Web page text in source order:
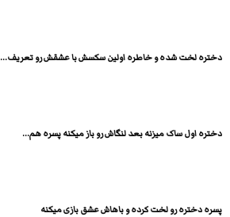
دختره لخت شده و خاطره اولین سکسش با عشقش رو تعریف...
دختره اول ساک میزنه بعد لنگاش رو باز میکنه پسره هم...
پسره دختره رو لخت کرده و باهاش عشق بازی میکنه